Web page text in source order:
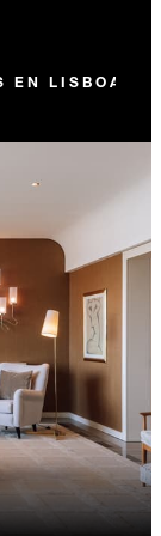
EN LISBOA